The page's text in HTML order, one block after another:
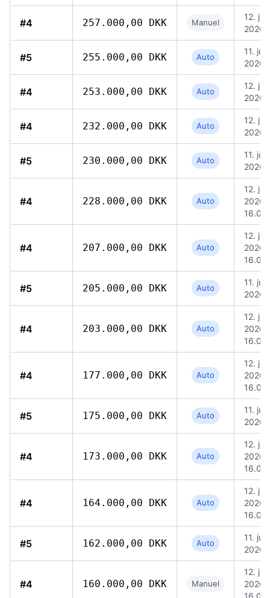
#4 257.000,00 DKK Manuel
12. jul.
2026,
#5 255.000,00 DKK Auto
11. jul.
2026,
#4 253.000,00 DKK Auto
12. jul.
2026,
#4 232.000,00 DKK Auto
12. jul.
2026,
#5 230.000,00 DKK Auto
11. jul.
2026,
#4 228.000,00 DKK Auto
12. jul.
2026,
16.09
#4 207.000,00 DKK Auto
12. jul.
2026,
16.09
#5 205.000,00 DKK Auto
11. jul.
2026,
#4 203.000,00 DKK Auto
12. jul.
2026,
16.09
#4 177.000,00 DKK Auto
12. jul.
2026,
16.09
#5 175.000,00 DKK Auto
11. jul.
2026,
#4 173.000,00 DKK Auto
12. jul.
2026,
16.09
#4 164.000,00 DKK Auto
12. jul.
2026,
16.09
#5 162.000,00 DKK Auto
11. jul.
2026,
#4 160.000,00 DKK Manuel
12. jul.
2026,
16.08